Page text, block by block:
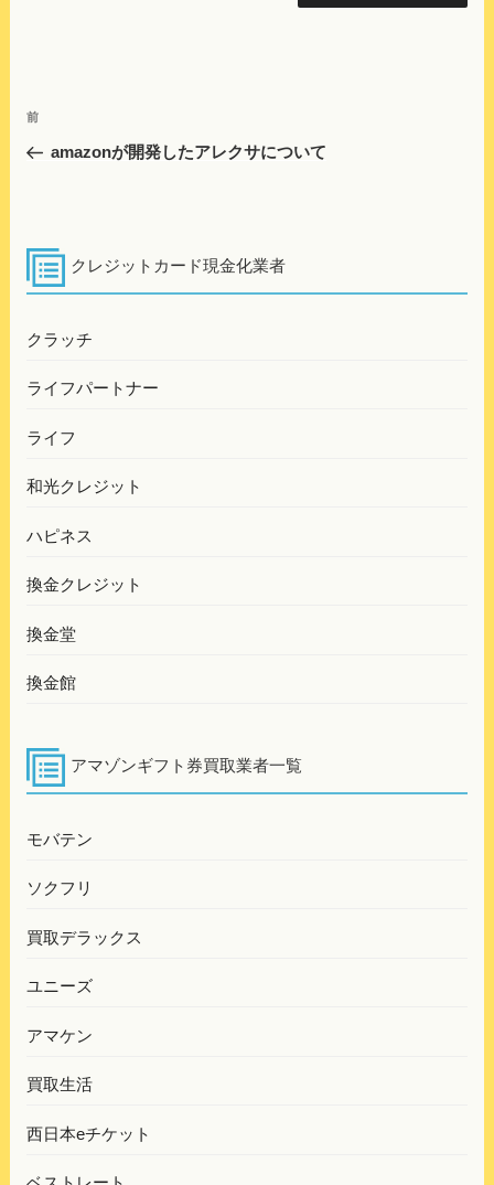
投
ナ
ー
シ
ン
前
の
前
amazonが開発したアレクサについて
クレジットカード現金化業者
クラッチ
ライフパートナー
ライフ
和光クレジット
ハピネス
換金クレジット
換金堂
換金館
アマゾンギフト券買取業者一覧
モバテン
ソクフリ
買取デラックス
ユニーズ
アマケン
買取生活
西日本eチケット